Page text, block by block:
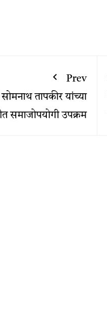
Prev
तापकीर यांच्या
समाजोपयोगी उपक्रम